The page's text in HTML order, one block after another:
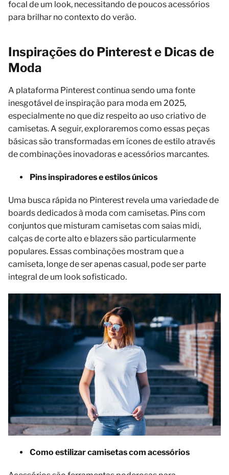
focal de um look, necessitando de poucos acessórios
para brilhar no contexto do verão.
Inspirações do Pinterest e Dicas de
Moda
A plataforma Pinterest continua sendo uma fonte
inesgotável de inspiração para moda em 2025,
especialmente no que diz respeito ao uso criativo de
camisetas. A seguir, exploraremos como essas peças
básicas são transformadas em ícones de estilo através
de combinações inovadoras e acessórios marcantes.
Pins inspiradores e estilos únicos
Uma busca rápida no Pinterest revela uma variedade de
boards dedicados à moda com camisetas. Pins com
conjuntos que misturam camisetas com saias midi,
calças de corte alto e blazers são particularmente
populares. Essas combinações mostram que a
camiseta, longe de ser apenas casual, pode ser parte
integral de um look sofisticado.
Como estilizar camisetas com acessórios